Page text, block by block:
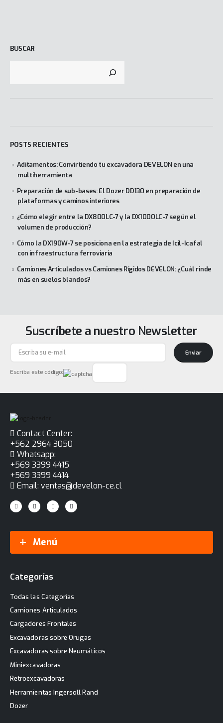
BUSCAR
POSTS RECIENTES
Aditamentos: Convirtiendo tu excavadora DEVELON en una
multiherramienta
Preparación de sub-bases: El Dozer DD130 en preparación de
plataformas y caminos interiores
¿Cómo elegir entre la DX800LC-7 y la DX1000LC-7 según el
volumen de producción?
Cómo la DX190W-7 se posiciona en la estrategia de Icil-Icafal
con infraestructura ferroviaria
Camiones Articulados vs Camiones Rígidos DEVELON: ¿Cuál rinde
más en suelos blandos?
Suscríbete a nuestro Newsletter
Escriba este código:
Enviar
Contact Center:
+562 2964 3050
Whatsapp:
+569 3399 4415
+569 3399 4414
Email: ventas@develon-ce.cl
Menú
Categorías
Todas las Categorías
Camiones Articulados
Cargadores Frontales
Excavadoras sobre Orugas
Excavadoras sobre Neumáticos
Miniexcavadoras
Retroexcavadoras
Herramientas Ingersoll Rand
Dozer